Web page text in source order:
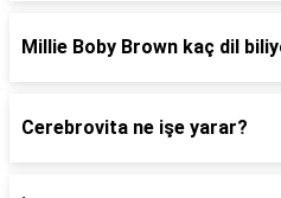
Millie Boby Brown kaç dil
Cerebrovita ne işe yarar?